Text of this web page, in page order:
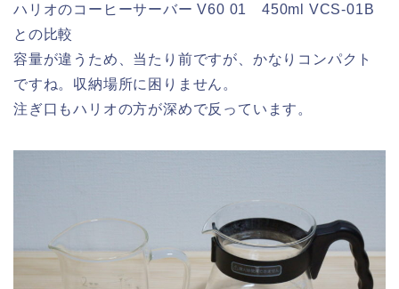
ハリオのコーヒーサーバー V60 01 450ml VCS-01B
との比較
容量が違うため、当たり前ですが、かなりコンパクト
ですね。収納場所に困りません。
注ぎ口もハリオの方が深めで反っています。